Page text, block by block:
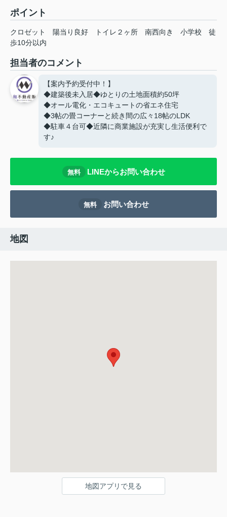
ポイント
クロゼット 陽当り良好 トイレ２ヶ所 南西向き 小学校
徒
歩10分以内
担当者のコメント
【案内予約受付中！】
◆建築後未入居◆ゆとりの土地面積約50坪
◆オール電化・エコキュートの省エネ住宅
◆3帖の畳コーナーと続き間の広々18帖のLDK
◆駐車４台可◆近隣に商業施設が充実し生活便利で
す♪
無料 LINEからお問い合わせ
無料 お問い合わせ
地図
地図アプリで見る